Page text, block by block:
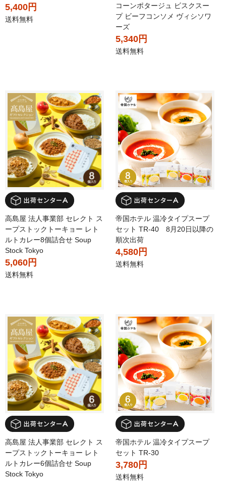
5,400円
送料無料
コーンポタージュ ビスクスー
プ ビーフコンソメ ヴィシソワ
ーズ
5,340円
送料無料
高島屋 法人事業部 セレクト ス
ープストックトーキョー レト
ルトカレー8個詰合せ Soup
Stock Tokyo
5,060円
送料無料
帝国ホテル 温冷タイプスープ
セット TR-40 8月20日以降の
順次出荷
4,580円
送料無料
高島屋 法人事業部 セレクト ス
ープストックトーキョー レト
ルトカレー6個詰合せ Soup
Stock Tokyo
帝国ホテル 温冷タイプスープ
セット TR-30
3,780円
送料無料